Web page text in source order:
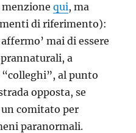
menzionequi, ma
di riferimento):
mai di essere
a
al punto
opposta, se
comitato per
paranormali.